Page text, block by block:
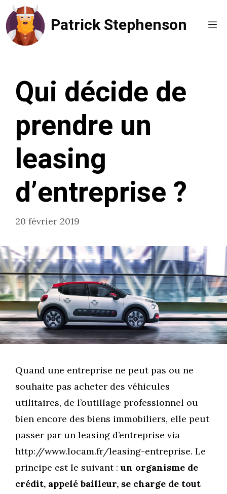
Aller
au
contenu
Patrick Stephenson
Qui décide de
prendre un
leasing
d’entreprise ?
20 février 2019
Quand une entreprise ne peut pas ou ne
souhaite pas acheter des véhicules
utilitaires, de l’outillage professionnel ou
bien encore des biens immobiliers, elle peut
passer par un leasing d’entreprise via
http://www.locam.fr/leasing-entreprise. Le
principe est le suivant : un organisme de
crédit, appelé bailleur, se charge de tout